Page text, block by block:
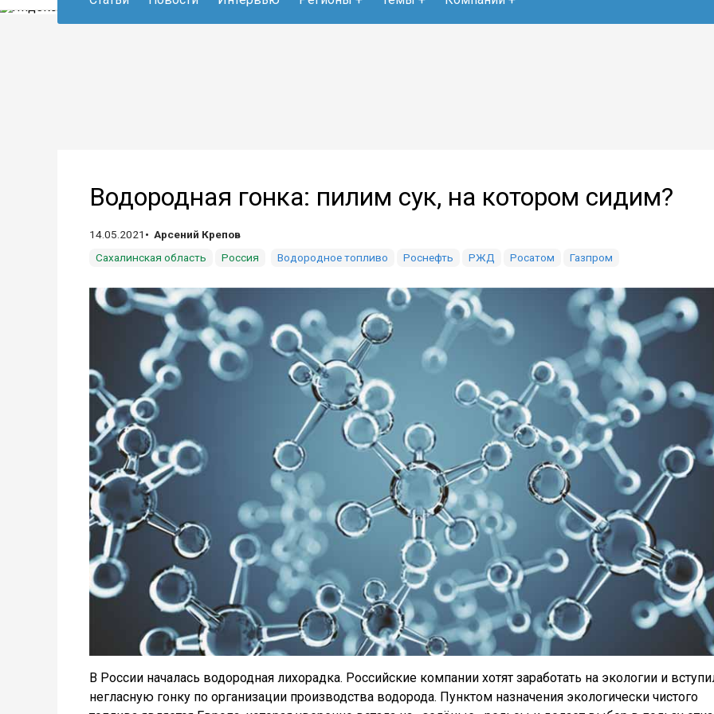
Водородная гонка: пилим сук, на котором сидим?
14.05.2021
Арсений Крепов
Сахалинская область
Россия Водородное топливо Роснефть РЖД Росатом Газпром
В России началась водородная лихорадка. Российские компании хотят заработать на экологии и
негласную гонку по организации производства водорода. Пунктом назначения экологически чистого